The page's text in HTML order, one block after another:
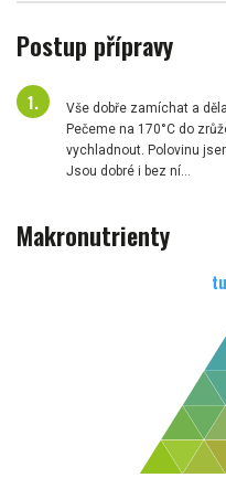
Postup přípravy
Vše dobře zamíchat a
Pečeme na 170°C do
vychladnout. Polovinu
Jsou dobré i bez ní...
Makronutrienty